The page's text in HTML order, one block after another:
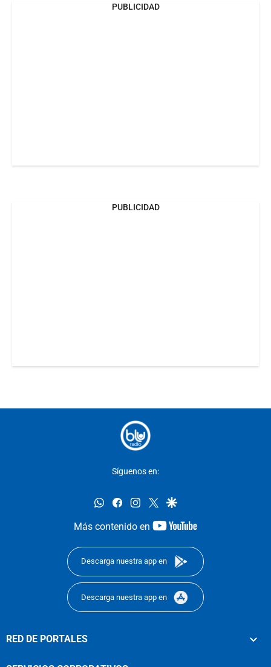
PUBLICIDAD
PUBLICIDAD
Síguenos en:
whatsappfacebookinstagram
twittergoogle
Más contenido en
youtube-
Descarga nuestra app en
Descarga nuestra app en
RED DE PORTALES